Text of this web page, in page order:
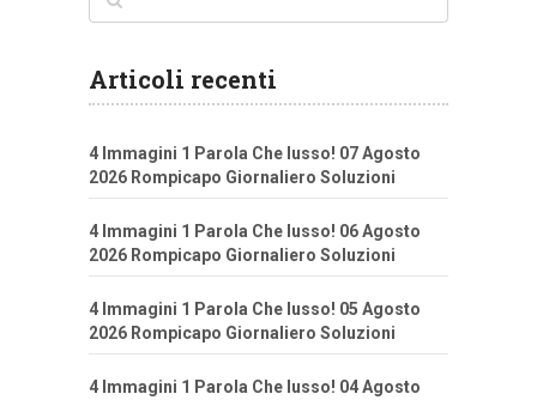
Articoli recenti
4 Immagini 1 Parola Che lusso! 07 Agosto
2026 Rompicapo Giornaliero Soluzioni
4 Immagini 1 Parola Che lusso! 06 Agosto
2026 Rompicapo Giornaliero Soluzioni
4 Immagini 1 Parola Che lusso! 05 Agosto
2026 Rompicapo Giornaliero Soluzioni
4 Immagini 1 Parola Che lusso! 04 Agosto